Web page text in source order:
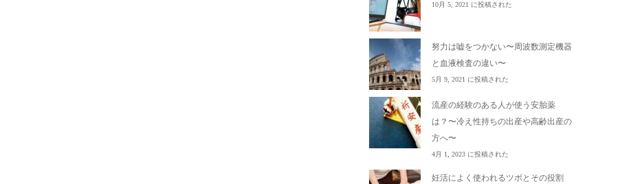
10月 5, 2021 に投稿された
努力は嘘をつかない〜周波数測定機器
と血液検査の違い〜
5月 9, 2021 に投稿された
流産の経験のある人が使う安胎薬
は？〜冷え性持ちの出産や高齢出産の
方へ〜
4月 1, 2023 に投稿された
妊活によく使われるツボとその役割